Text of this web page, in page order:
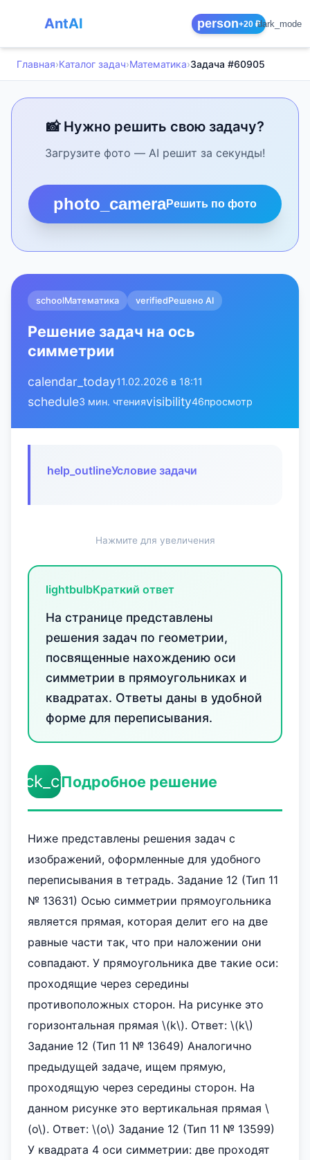
AntAI person+20 ₽dark_mode
Главная›Каталог задач›Математика›Задача #60905
📸 Нужно решить свою задачу?
Загрузите фото — AI решит за секунды!
photo_cameraРешить по фото
schoolМатематика verifiedРешено AI
Решение задач на ось
симметрии
calendar_today11.02.2026 в 18:11
schedule3 мин. чтенияvisibility46просмотр
help_outlineУсловие задачи
Нажмите для увеличения
lightbulbКраткий ответ
На странице представлены
решения задач по геометрии,
посвященные нахождению оси
симметрии в прямоугольниках и
квадратах. Ответы даны в удобной
форме для переписывания.
Подробное решение
Ниже представлены решения задач с
изображений, оформленные для удобного
переписывания в тетрадь. Задание 12 (Тип 11
№ 13631) Осью симметрии прямоугольника
является прямая, которая делит его на две
равные части так, что при наложении они
совпадают. У прямоугольника две такие оси:
проходящие через середины
противоположных сторон. На рисунке это
горизонтальная прямая \(k\). Ответ: \(k\)
Задание 12 (Тип 11 № 13649) Аналогично
предыдущей задаче, ищем прямую,
проходящую через середины сторон. На
данном рисунке это вертикальная прямая \
(o\). Ответ: \(o\) Задание 12 (Тип 11 № 13599)
У квадрата 4 оси симметрии: две проходят